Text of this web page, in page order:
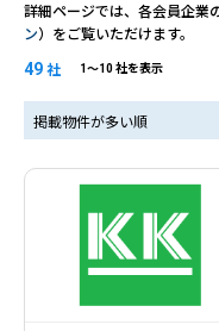
詳細ページでは、各会員企業
ン）をご覧いただけます。
49 社 1〜10 社を表示
掲載物件が多い順